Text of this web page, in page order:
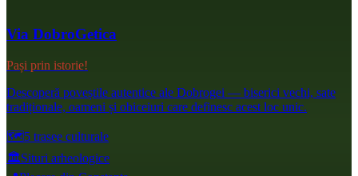
Via DobroGetica
Pași prin istorie!
Descoperă poveștile autentice ale Dobrogei — biserici vechi, sate
tradiționale, oameni și obiceiuri care definesc acest loc unic.
🗺️5 trasee culturale
🏛️Situri arheologice